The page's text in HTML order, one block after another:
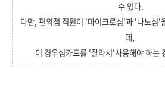
수 있다.
다만, 편의점 직원이 '마이크로심'과 '나노심'
데,
이 경우심카드를 '잘라서'사용해야 하는